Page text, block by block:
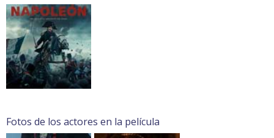
Fotos de los actores en la película